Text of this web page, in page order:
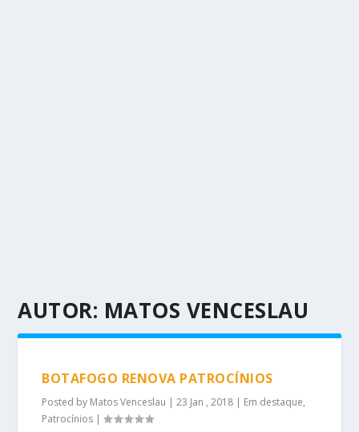
AUTOR: MATOS VENCESLAU
BOTAFOGO RENOVA PATROCÍNIOS
Posted by Matos Venceslau |23 Jan , 2018 | Em destaque,
Patrocínios |